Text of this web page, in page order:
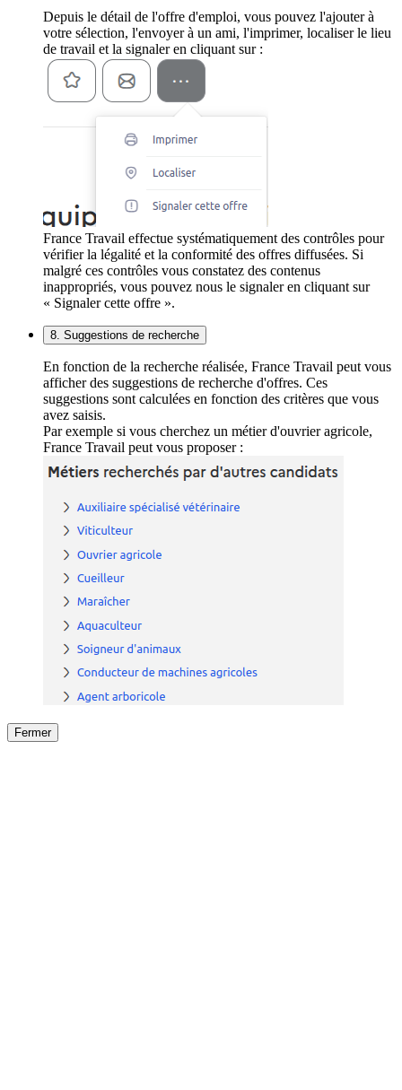
Depuis le détail de l'offre d'emploi, vous pouvez l'ajouter à
votre sélection, l'envoyer à un ami, l'imprimer, localiser le lieu
de travail et la signaler en cliquant sur :
France Travail effectue systématiquement des contrôles pour
vérifier la légalité et la conformité des offres diffusées. Si
malgré ces contrôles vous constatez des contenus
inappropriés, vous pouvez nous le signaler en cliquant sur
« Signaler cette offre ».
8. Suggestions de recherche
En fonction de la recherche réalisée, France Travail peut vous
afficher des suggestions de recherche d'offres. Ces
suggestions sont calculées en fonction des critères que vous
avez saisis.
Par exemple si vous cherchez un métier d'ouvrier agricole,
France Travail peut vous proposer :
Fermer